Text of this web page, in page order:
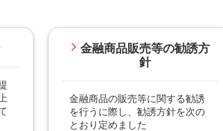
金融商品販売等の勧誘方
針
金融商品の販売等に関する勧誘
を行うに際し、勧誘方針を次の
とおり定めました